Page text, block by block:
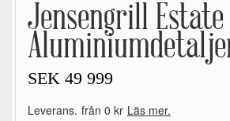
Jensengrill Estate
SEK 49 999
Leverans. från 0 kr Läs mer.